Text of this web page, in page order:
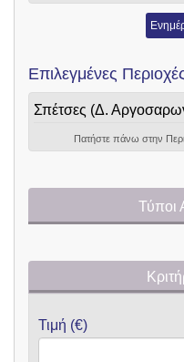
Επιλεγμένες
Σπέτσες (Δ.
Πατήστε πάνω στην
Τύποι
Τιμή (€)